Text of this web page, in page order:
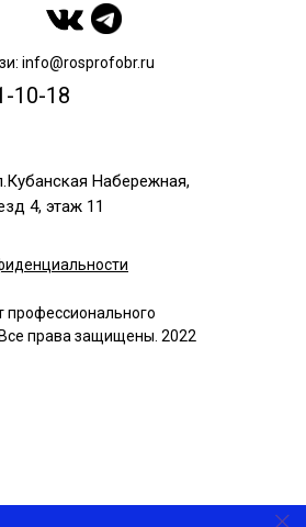
Набережная,
4, этаж 11
профессионального
права защищены. 2022
info@rosprofobr.ru
10-18